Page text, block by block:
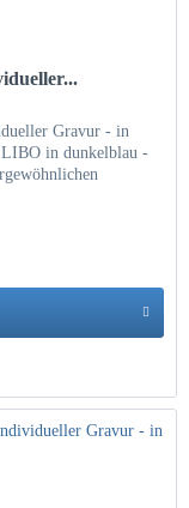
Gravur - in
in dunkelblau -